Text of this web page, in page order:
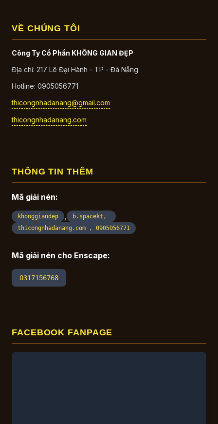
VỀ CHÚNG TÔI
Công Ty Cổ Phần KHÔNG GIAN ĐẸP
Địa chỉ: 217 Lê Đại Hành - TP - Đà Nẵng
Hotline: 0905056771
thicongnhadanang@gmail.com
thicongnhadanang.com
THÔNG TIN THÊM
Mã giải nén:
khonggiandep ,
b.spacekt,
thicongnhadanang.com , 0905056771
Mã giải nén cho Enscape:
0317156768
FACEBOOK FANPAGE